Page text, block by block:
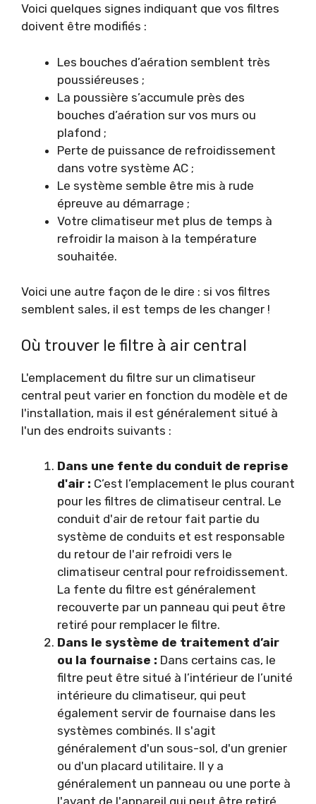
Voici quelques signes indiquant que vos filtres
doivent être modifiés :
Les bouches d’aération semblent très
poussiéreuses ;
La poussière s’accumule près des
bouches d’aération sur vos murs ou
plafond ;
Perte de puissance de refroidissement
dans votre système AC ;
Le système semble être mis à rude
épreuve au démarrage ;
Votre climatiseur met plus de temps à
refroidir la maison à la température
souhaitée.
Voici une autre façon de le dire : si vos filtres
semblent sales, il est temps de les changer !
Où trouver le filtre à air central
L'emplacement du filtre sur un climatiseur
central peut varier en fonction du modèle et de
l'installation, mais il est généralement situé à
l'un des endroits suivants :
Dans une fente du conduit de reprise
d'air : C’est l’emplacement le plus courant
pour les filtres de climatiseur central. Le
conduit d'air de retour fait partie du
système de conduits et est responsable
du retour de l'air refroidi vers le
climatiseur central pour refroidissement.
La fente du filtre est généralement
recouverte par un panneau qui peut être
retiré pour remplacer le filtre.
Dans le système de traitement d’air
ou la fournaise : Dans certains cas, le
filtre peut être situé à l’intérieur de l’unité
intérieure du climatiseur, qui peut
également servir de fournaise dans les
systèmes combinés. Il s'agit
généralement d'un sous-sol, d'un grenier
ou d'un placard utilitaire. Il y a
généralement un panneau ou une porte à
l'avant de l'appareil qui peut être retiré